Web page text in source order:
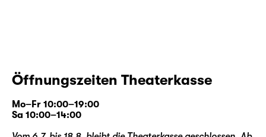
Öffnungszeiten Theaterkasse
Mo–Fr 10:00–19:00
Sa 10:00–14:00